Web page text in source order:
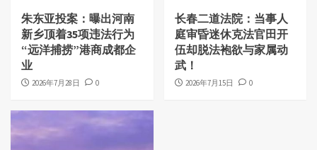
朱东亚投案：曝出河南
新乡顶着35项违法行为
“远洋捕捞”港商成都企
业
2026年7月28日 0
长春二道法院：当事人
庭审昏迷休克法官田开
伍却脱法袍欲与家属动
武！
2026年7月15日 0